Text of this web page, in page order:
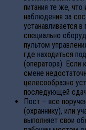
питания те же,
наблюдения за
устанавливается
специально
пультом
где находиться
(оператора). Если
смене
целесообразно
последующей
Пост – все
(охраннику), или
выполняет свои